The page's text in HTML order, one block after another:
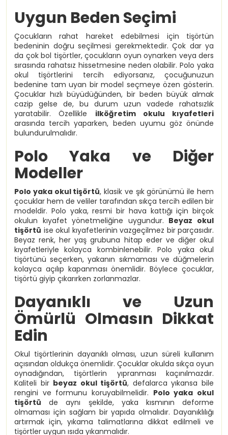
Uygun Beden Seçimi
Çocukların rahat hareket edebilmesi için tişörtün
bedeninin doğru seçilmesi gerekmektedir. Çok dar ya
da çok bol tişörtler, çocukların oyun oynarken veya ders
sırasında rahatsız hissetmesine neden olabilir. Polo yaka
okul tişörtlerini tercih ediyorsanız, çocuğunuzun
bedenine tam uyan bir model seçmeye özen gösterin.
Çocuklar hızlı büyüdüğünden, bir beden büyük almak
cazip gelse de, bu durum uzun vadede rahatsızlık
yaratabilir. Özellikle ilköğretim okulu kıyafetleri
arasında tercih yaparken, beden uyumu göz önünde
bulundurulmalıdır.
Polo Yaka ve Diğer
Modeller
Polo yaka okul tişörtü, klasik ve şık görünümü ile hem
çocuklar hem de veliler tarafından sıkça tercih edilen bir
modeldir. Polo yaka, resmi bir hava kattığı için birçok
okulun kıyafet yönetmeliğine uygundur. Beyaz okul
tişörtü ise okul kıyafetlerinin vazgeçilmez bir parçasıdır.
Beyaz renk, her yaş grubuna hitap eder ve diğer okul
kıyafetleriyle kolayca kombinlenebilir. Polo yaka okul
tişörtünü seçerken, yakanın sıkmaması ve düğmelerin
kolayca açılıp kapanması önemlidir. Böylece çocuklar,
tişörtü giyip çıkarırken zorlanmazlar.
Dayanıklı ve Uzun
Ömürlü Olmasın Dikkat
Edin
Okul tişörtlerinin dayanıklı olması, uzun süreli kullanım
açısından oldukça önemlidir. Çocuklar okulda sıkça oyun
oynadığından, tişörtlerin yıpranması kaçınılmazdır.
Kaliteli bir beyaz okul tişörtü, defalarca yıkansa bile
rengini ve formunu koruyabilmelidir. Polo yaka okul
tişörtü de aynı şekilde, yaka kısmının deforme
olmaması için sağlam bir yapıda olmalıdır. Dayanıklılığı
artırmak için, yıkama talimatlarına dikkat edilmeli ve
tişörtler uygun ısıda yıkanmalıdır.